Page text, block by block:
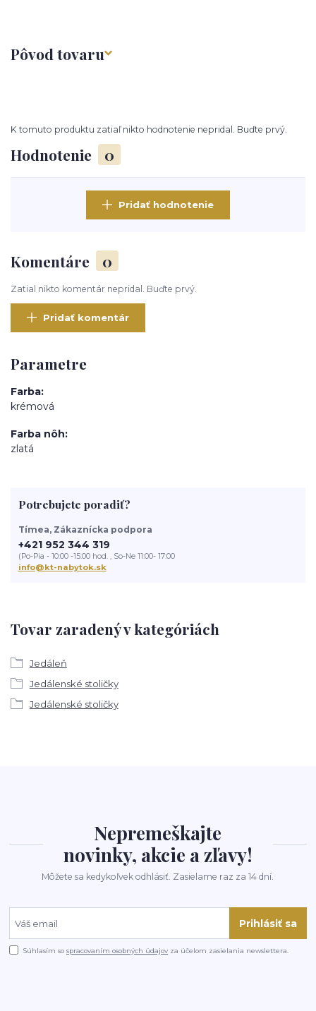
Pôvod tovaru
Hodnotenie 0
K tomuto produktu zatiaľ nikto hodnotenie nepridal. Buďte prvý.
Pridať hodnotenie
Komentáre 0
Zatial nikto komentár nepridal. Buďte prvý.
Pridať komentár
Parametre
Farba
krémová
Farba nôh
zlatá
Tovar zaradený v kategóriách
Jedáleň
Jedálenské stoličky
Jedálenské stoličky
Potrebujete poradiť?
Tímea, Zákaznícka podpora
+421 952 344 319
(Po-Pia - 10:00 -15:00 hod. , So-Ne 11:00- 17:00
info@kt-nabytok.sk
Nepremeškajte
novinky, akcie a zľavy!
Môžete sa kedykoľvek odhlásiť. Zasielame raz za 14 dní.
Prihlásiť sa
Súhlasím sospracovaním osobných údajov za účelom zasielania newslettera.